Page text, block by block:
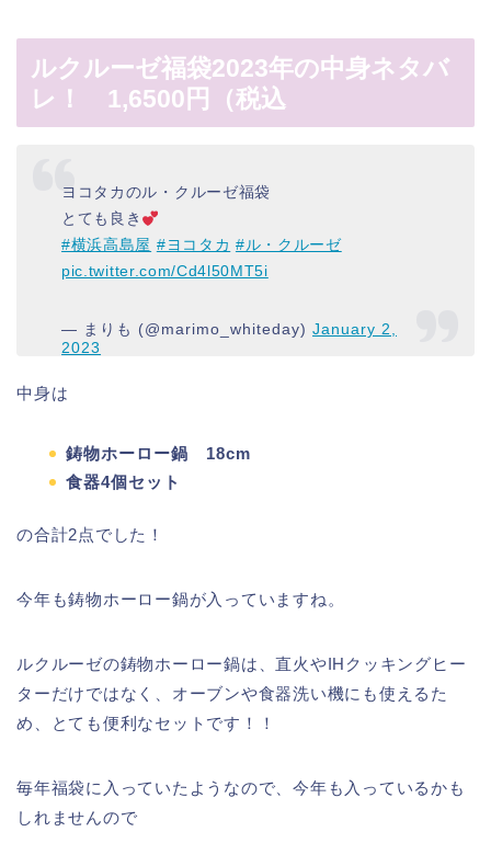
ルクルーゼ福袋2023年の中身ネタバ
レ！ 1,6500円（税込
ヨコタカのル・クルーゼ福袋
とても良き︎
#横浜高島屋 #ヨコタカ #ル・クルーゼ
pic.twitter.com/Cd4l50MT5i
— まりも (@marimo_whiteday)January 2,
2023
中身は
鋳物ホーロー鍋 18cm
食器4個セット
の合計2点でした！
今年も鋳物ホーロー鍋が入っていますね。
ルクルーゼの鋳物ホーロー鍋は、直火やIHクッキングヒー
ターだけではなく、オーブンや食器洗い機にも使えるた
め、とても便利なセットです！！
毎年福袋に入っていたようなので、今年も入っているかも
しれませんので